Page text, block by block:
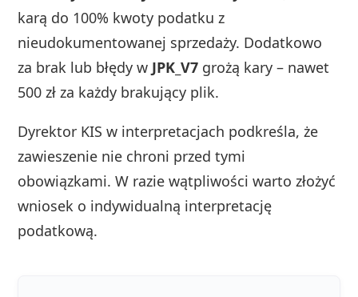
karą do 100% kwoty podatku z
nieudokumentowanej sprzedaży. Dodatkowo
za brak lub błędy w JPK_V7 grożą kary – nawet
500 zł za każdy brakujący plik.
Dyrektor KIS w interpretacjach podkreśla, że
zawieszenie nie chroni przed tymi
obowiązkami. W razie wątpliwości warto złożyć
wniosek o indywidualną interpretację
podatkową.